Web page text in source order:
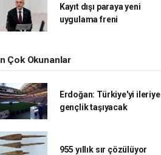
Kayıt dışı paraya yeni
uygulama freni
Çok Okunanlar
Erdoğan: Türkiye'yi ileriye
gençlik taşıyacak
955 yıllık sır çözülüyor